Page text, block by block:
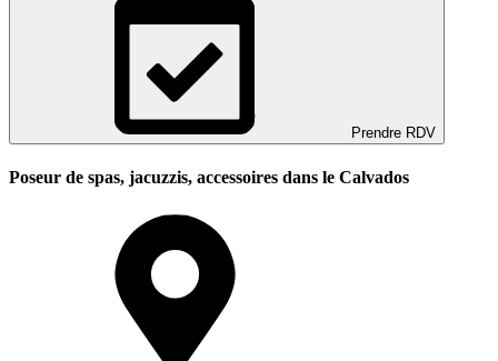
Prendre RDV
Poseur de spas, jacuzzis, accessoires dans le Calvados